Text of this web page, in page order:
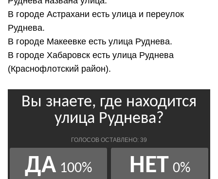
В городе Астрахани есть улица и переулок
Руднева.
В городе Макеевке есть улица Руднева.
В городе Хабаровск есть улица Руднева
(Краснофлотский район).